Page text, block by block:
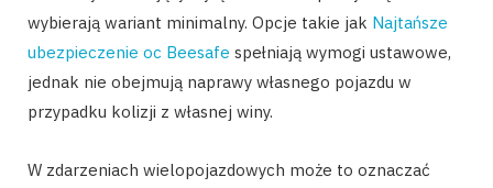
wybierają wariant minimalny. Opcje takie jak Najtańsze
ubezpieczenie oc Beesafe spełniają wymogi ustawowe,
jednak nie obejmują naprawy własnego pojazdu w
przypadku kolizji z własnej winy.
W zdarzeniach wielopojazdowych może to oznaczać